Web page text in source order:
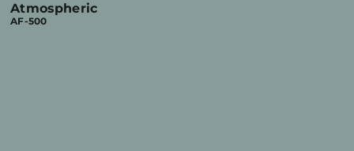
Atmospheric
AF-500